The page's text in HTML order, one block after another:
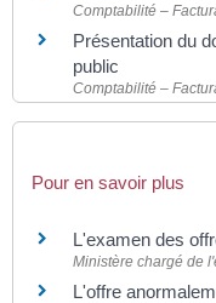
Comptabilité –
Présentation du
public
Comptabilité –
Pour en savoir plus
L'examen des
Ministère chargé de
L'offre